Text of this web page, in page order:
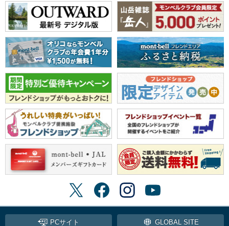
PCサイト GLOBAL SITE